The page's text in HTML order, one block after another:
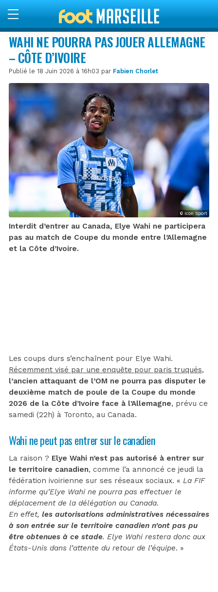
WAHI NE POURRA PAS JOUER ALLEMAGNE
– CÔTE D’IVOIRE
Publié le 18 Juin 2026 à 16h03 par Fabien Chorlet
© Icon Sport
Interdit d’entrer au Canada, Elye Wahi ne participera
pas au match de Coupe du monde entre l’Allemagne
et la Côte d’Ivoire.
Les coups durs s’enchaînent pour Elye Wahi.
Récemment visé par une enquête pour paris truqués,
l’ancien attaquant de l’OM ne pourra pas disputer le
deuxième match de poule de la Coupe du monde
2026 de la Côte d’Ivoire face à l’Allemagne, prévu ce
samedi (22h) à Toronto, au Canada.
Wahi ne peut pas entrer sur le canadien
La raison ? Elye Wahi n’est pas autorisé à entrer sur
le territoire canadien, comme l’a annoncé ce jeudi la
fédération ivoirienne sur ses réseaux sociaux. « La FIF
informe qu’Elye Wahi ne pourra pas effectuer le
déplacement de la délégation au Canada.
En effet, les autorisations administratives nécessaires
à son entrée sur le territoire canadien n’ont pas pu
être obtenues à ce stade. Elye Wahi restera donc aux
États-Unis dans l’attente du retour de l’équipe. »